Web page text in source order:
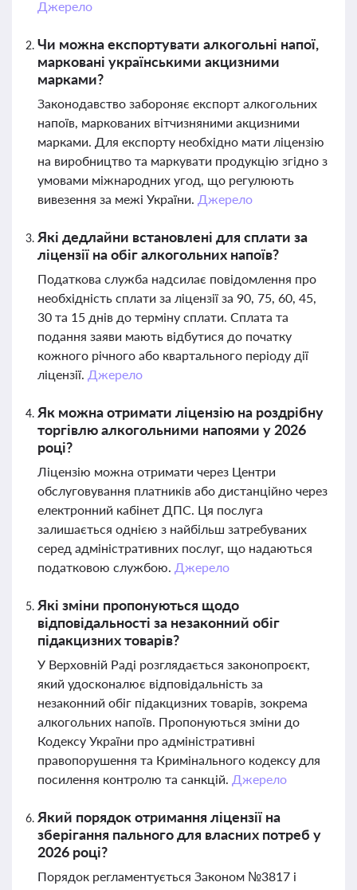
Джерело
Чи можна експортувати алкогольні напої,
марковані українськими акцизними
марками?
Законодавство забороняє експорт алкогольних
напоїв, маркованих вітчизняними акцизними
марками. Для експорту необхідно мати ліцензію
на виробництво та маркувати продукцію згідно з
умовами міжнародних угод, що регулюють
вивезення за межі України. Джерело
Які дедлайни встановлені для сплати за
ліцензії на обіг алкогольних напоїв?
Податкова служба надсилає повідомлення про
необхідність сплати за ліцензії за 90, 75, 60, 45,
30 та 15 днів до терміну сплати. Сплата та
подання заяви мають відбутися до початку
кожного річного або квартального періоду дії
ліцензії. Джерело
Як можна отримати ліцензію на роздрібну
торгівлю алкогольними напоями у 2026
році?
Ліцензію можна отримати через Центри
обслуговування платників або дистанційно через
електронний кабінет ДПС. Ця послуга
залишається однією з найбільш затребуваних
серед адміністративних послуг, що надаються
податковою службою. Джерело
Які зміни пропонуються щодо
відповідальності за незаконний обіг
підакцизних товарів?
У Верховній Раді розглядається законопроєкт,
який удосконалює відповідальність за
незаконний обіг підакцизних товарів, зокрема
алкогольних напоїв. Пропонуються зміни до
Кодексу України про адміністративні
правопорушення та Кримінального кодексу для
посилення контролю та санкцій. Джерело
Який порядок отримання ліцензії на
зберігання пального для власних потреб у
2026 році?
Порядок регламентується Законом №3817 і